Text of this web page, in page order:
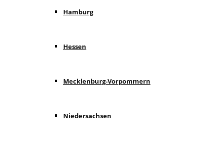
Hamburg
Hessen
Mecklenburg-Vorpommern
Niedersachsen